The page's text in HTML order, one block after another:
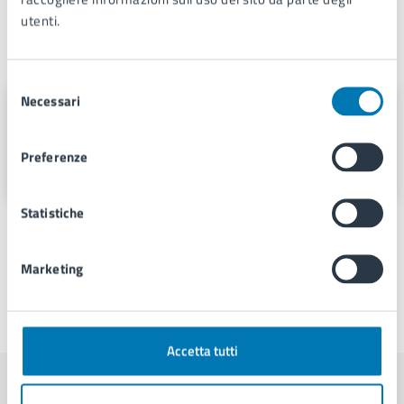
utenti.
delNecessari
Preferenze
Statistiche
Marketing
Accetta tutti
Servizio Comunicazione
Piazza Municipio 22, 80133